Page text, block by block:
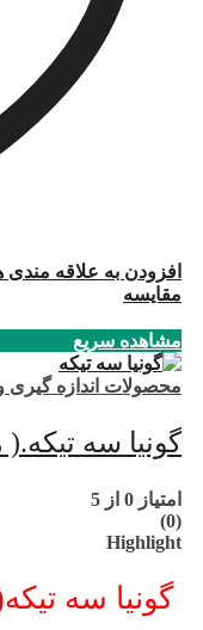
افزودن به علاقه مندی
مقایسه
مشاهده سریع
محصولات اندازه گیری
گونیا سه
امتیاز 0 از 5
(0)
Highlight
گونیا سه